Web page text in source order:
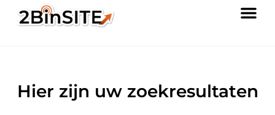
Hier zijn uw zoekresultaten